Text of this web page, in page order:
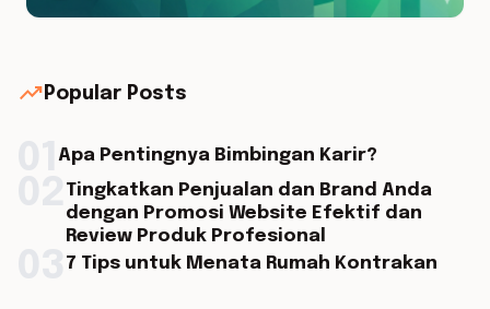
trending_up Popular Posts
Apa Pentingnya Bimbingan Karir?
Tingkatkan Penjualan dan Brand Anda
dengan Promosi Website Efektif dan
Review Produk Profesional
7 Tips untuk Menata Rumah Kontrakan